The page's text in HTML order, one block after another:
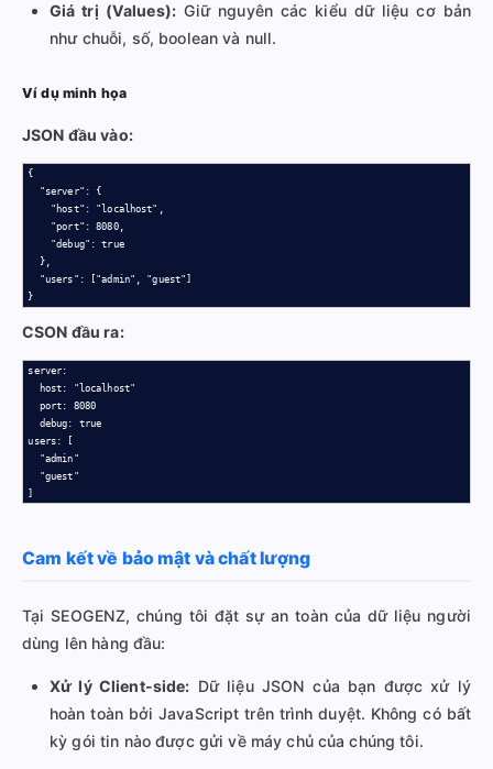
Giá trị (Values):Giữ nguyên các kiểu dữ liệu cơ bản
như chuỗi, số, boolean và null.
Ví dụ minh họa
JSON đầu vào:
{
  "server": {
    "host": "localhost",
    "port": 8080,
    "debug": true
  },
  "users": ["admin", "guest"]
}
CSON đầu ra:
server:
  host: "localhost"
  port: 8080
  debug: true
users: [
  "admin"
  "guest"
]
Cam kết về bảo mật và chất lượng
Tại SEOGENZ, chúng tôi đặt sự an toàn của dữ liệu người
dùng lên hàng đầu:
Xử lý Client-side: Dữ liệu JSON của bạn được xử lý
hoàn toàn bởi JavaScript trên trình duyệt. Không có bất
kỳ gói tin nào được gửi về máy chủ của chúng tôi.